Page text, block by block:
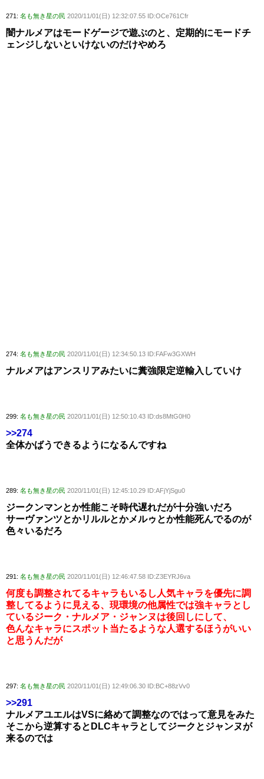
271: 名も無き星の民 2020/11/01(日) 12:32:07.55 ID:OCe761Cfr
闇ナルメアはモードゲージで遊ぶのと、定期的にモードチ
ェンジしないといけないのだけやめろ
274: 名も無き星の民 2020/11/01(日) 12:34:50.13 ID:FAFw3GXWH
ナルメアはアンスリアみたいに糞強限定逆輸入していけ
299: 名も無き星の民 2020/11/01(日) 12:50:10.43 ID:ds8MtG0H0
>>274
全体かばうできるようになるんですね
289: 名も無き星の民 2020/11/01(日) 12:45:10.29 ID:AFjYjSgu0
ジークンマンとか性能こそ時代遅れだが十分強いだろ
サーヴァンツとかリルルとかメルゥとか性能死んでるのが
色々いるだろ
291: 名も無き星の民 2020/11/01(日) 12:46:47.58 ID:Z3EYRJ6va
何度も調整されてるキャラもいるし人気キャラを優先に調
整してるように見える、現環境の他属性では強キャラとし
ているジーク・ナルメア・ジャンヌは後回しにして、
色んなキャラにスポット当たるような人選するほうがいい
と思うんだが
297: 名も無き星の民 2020/11/01(日) 12:49:06.30 ID:BC+88zVv0
>>291
ナルメアユエルはVSに絡めて調整なのではって意見をみた
そこから逆算するとDLCキャラとしてジークとジャンヌが
来るのでは